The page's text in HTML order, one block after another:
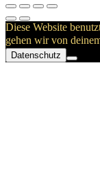
Diese Website
gehen wir von
Datenschutz